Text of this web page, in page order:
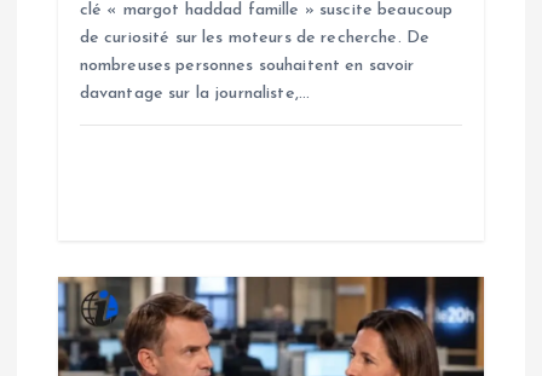
clé « margot haddad famille » suscite beaucoup
de curiosité sur les moteurs de recherche. De
nombreuses personnes souhaitent en savoir
davantage sur la journaliste,…